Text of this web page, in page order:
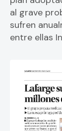
al grave
sufren
entre ellas